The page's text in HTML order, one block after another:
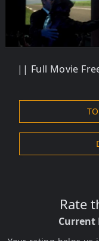
|| Full Movie
Rate
Current